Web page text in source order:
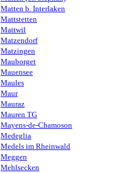
Matten b. Interlaken
Mattstetten
Mattwil
Matzendorf
Matzingen
Mauborget
Mauensee
Maules
Maur
Mauraz
Mauren TG
Mayens-de-Chamoson
Medeglia
Medels im Rheinwald
Meggen
Mehlsecken